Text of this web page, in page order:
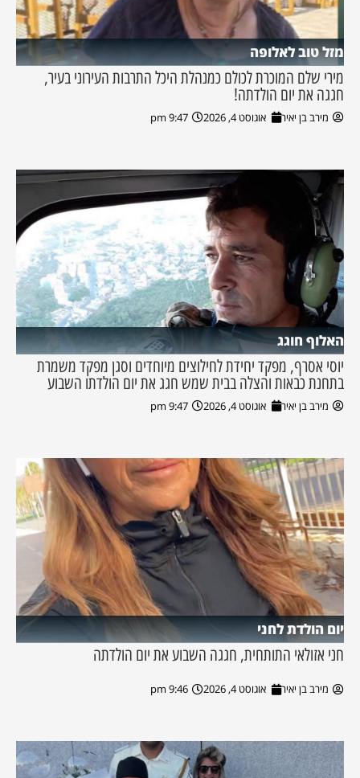
מזל טוב לאלופה
מירי שלם המוכרת לכולם כמנהלת היכל התרבות העירוני בעיר,
חגגה את יום הולדתה!
מירב בן יאיר אוגוסט 4, 2026 9:47 pm
האלוף חוגג
יוסי אסרף, מפקד יחידת לחילוצים מיוחדים וסגן מפקד משמרת
בתחנת כבאות והצלה בבית שמש חגג את יום הולדתו השבוע
מירב בן יאיר אוגוסט 4, 2026 9:47 pm
יום הולדת לחני
חני אזולאי התותחית, חגגה השבוע את יום הולדתה
מירב בן יאיר אוגוסט 4, 2026 9:46 pm